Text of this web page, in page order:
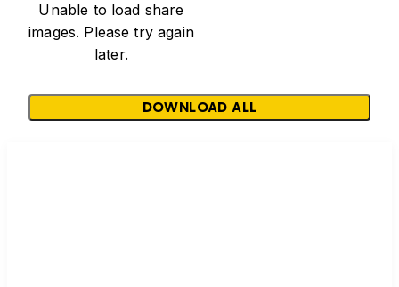
Unable to load share
images. Please try again
later.
DOWNLOAD ALL